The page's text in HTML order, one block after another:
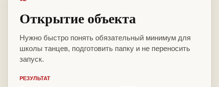
Открытие объекта
Нужно быстро понять обязательный минимум для
школы танцев, подготовить папку и не переносить
запуск.
РЕЗУЛЬТАТ